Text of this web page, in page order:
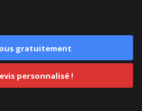
gratuitement
personnalisé !